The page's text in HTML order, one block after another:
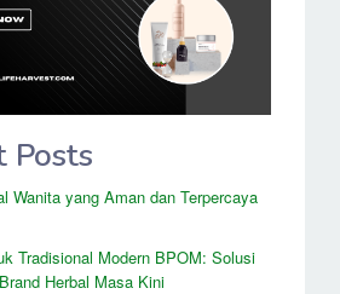
Posts
Wanita yang Aman dan Terpercaya
Tradisional Modern BPOM: Solusi
Herbal Masa Kini